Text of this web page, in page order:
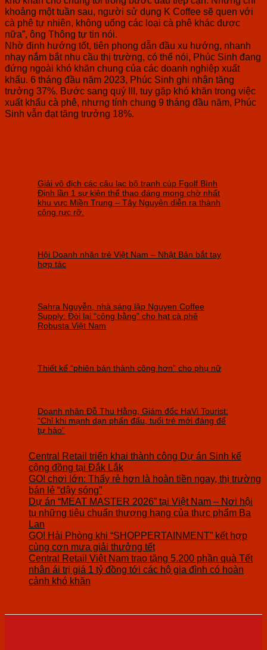
khoảng một tuần sau, người sử dụng K Coffee sẽ quen với
cà phê tự nhiên, không uống các loại cà phê khác được
nữa”, ông Thông tự tin nói.
Nhờ định hướng tốt, tiên phong dẫn đầu xu hướng, nhanh
nhạy nắm bắt nhu cầu thị trường, có thể nói, Phúc Sinh đang
đứng ngoài khó khăn chung của các doanh nghiệp xuất
khẩu. 6 tháng đầu năm 2023, Phúc Sinh ghi nhận tăng
trưởng 37%. Bước sang quý III, tuy gặp khó khăn trong việc
xuất khẩu cà phê, nhưng tính chung 9 tháng đầu năm, Phúc
Sinh vẫn đạt tăng trưởng 18%.
Giải vô địch các câu lạc bộ tranh cúp Fgolf Bình
Định lần 1 sự kiện thể thao đáng mong chờ nhất
khu vực Miền Trung – Tây Nguyên diễn ra thành
công rực rỡ.
Hội Doanh nhân trẻ Việt Nam – Nhật Bản bắt tay
hợp tác
Sahra Nguyễn, nhà sáng lập Nguyen Coffee
Supply: Đòi lại “công bằng” cho hạt cà phê
Robusta Việt Nam
Thiết kế “phiên bản thành công hơn” cho phụ nữ
Doanh nhân Đỗ Thu Hằng, Giám đốc HaVi Tourist:
“Chỉ khi mạnh dạn phấn đấu, tuổi trẻ mới đáng để
tự hào”
Central Retail triển khai thành công Dự án Sinh kế
cộng đồng tại Đắk Lắk
GO! chơi lớn: Thấy rẻ hơn là hoàn tiền ngay, thị trường
bán lẻ “dậy sóng”
Dự án “MEAT MASTER 2026” tại Việt Nam – Nơi hội
tụ những tiêu chuẩn thượng hạng của thực phẩm Ba
Lan
GO! Hải Phòng khi “SHOPPERTAINMENT” kết hợp
cùng cơn mưa giải thưởng tết
Central Retail Việt Nam trao tặng 5.200 phần quà Tết
nhân ái trị giá 1 tỷ đồng tới các hộ gia đình có hoàn
cảnh khó khăn